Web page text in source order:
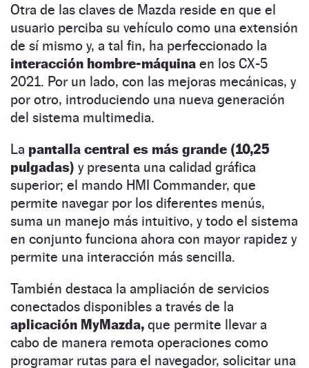
Otra de las claves de Mazda reside en que el
usuario perciba su vehículo como una extensión
de sí mismo y, a tal fin, ha perfeccionado la
interacción hombre-máquina en los CX-5
2021. Por un lado, con las mejoras mecánicas, y
por otro, introduciendo una nueva generación
del sistema multimedia.
La pantalla central es más grande (10,25
pulgadas) y presenta una calidad gráfica
superior; el mando HMI Commander, que
permite navegar por los diferentes menús,
suma un manejo más intuitivo, y todo el sistema
en conjunto funciona ahora con mayor rapidez y
permite una interacción más sencilla.
También destaca la ampliación de servicios
conectados disponibles a través de la
aplicación MyMazda, que permite llevar a
cabo de manera remota operaciones como
programar rutas para el navegador, solicitar una